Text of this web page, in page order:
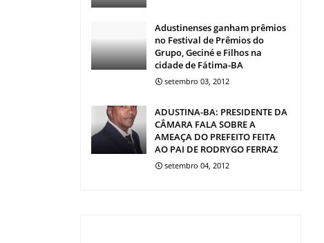
Adustinenses ganham prêmios
no Festival de Prêmios do
Grupo, Geciné e Filhos na
cidade de Fátima-BA
setembro 03, 2012
ADUSTINA-BA: PRESIDENTE DA
CÂMARA FALA SOBRE A
AMEAÇA DO PREFEITO FEITA
AO PAI DE RODRYGO FERRAZ
setembro 04, 2012